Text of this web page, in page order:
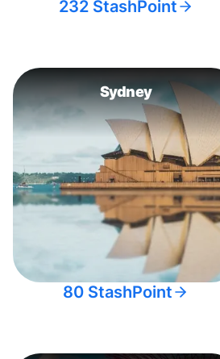
232 StashPoint
Sydney
80 StashPoint